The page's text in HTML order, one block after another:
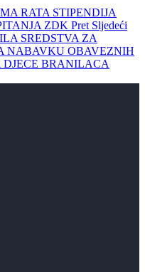
RATA STIPENDIJA
ZDK Pret Sljedeći
SREDSTVA ZA
NABAVKU OBAVEZNIH
BRANILACA